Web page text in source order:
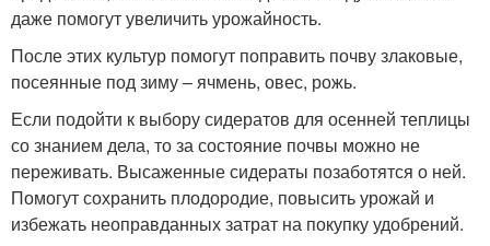
даже помогут увеличить урожайность.
После этих культур помогут поправить почву злаковые,
посеянные под зиму – ячмень, овес, рожь.
Если подойти к выбору сидератов для осенней теплицы
со знанием дела, то за состояние почвы можно не
переживать. Высаженные сидераты позаботятся о ней.
Помогут сохранить плодородие, повысить урожай и
избежать неоправданных затрат на покупку удобрений.